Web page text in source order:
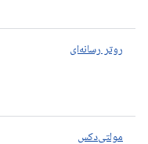
روتر رسانه‌ای
مولتی‌دکس